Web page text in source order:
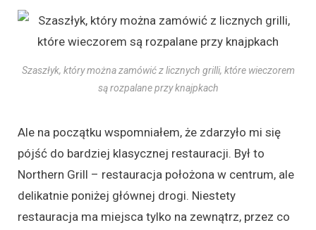
Szaszłyk, który można zamówić z licznych grilli, które wieczorem
są rozpalane przy knajpkach
Ale na początku wspomniałem, że zdarzyło mi się
pójść do bardziej klasycznej restauracji. Był to
Northern Grill – restauracja położona w centrum, ale
delikatnie poniżej głównej drogi. Niestety
restauracja ma miejsca tylko na zewnątrz, przez co